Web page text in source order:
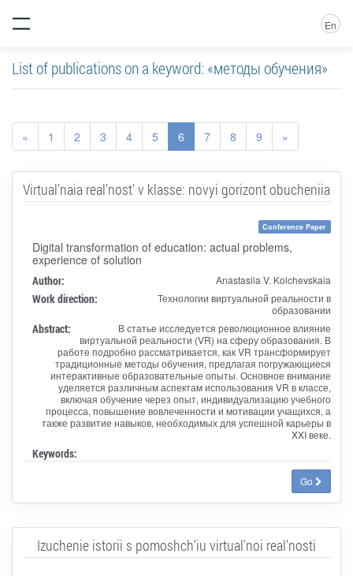
En
List of publications on a keyword: «методы обучения»
« 1 2 3 4 5 6 7 8 9 »
Virtual'naia real'nost' v klasse: novyi gorizont obucheniia
Conference Paper
Digital transformation of education: actual problems,
experience of solution
Author: Anastasiia V. Kolchevskaia
Work direction:
Технологии виртуальной реальности в
образовании
Abstract:
В статье исследуется революционное влияние
виртуальной реальности (VR) на сферу образования. В
работе подробно рассматривается, как VR трансформирует
традиционные методы обучения, предлагая погружающиеся
интерактивные образовательные опыты. Основное внимание
уделяется различным аспектам использования VR в классе,
включая обучение через опыт, индивидуализацию учебного
процесса, повышение вовлеченности и мотивации учащихся, а
также развитие навыков, необходимых для успешной карьеры в
XXI веке.
Keywords:
Go
Izuchenie istorii s pomoshch'iu virtual'noi real'nosti